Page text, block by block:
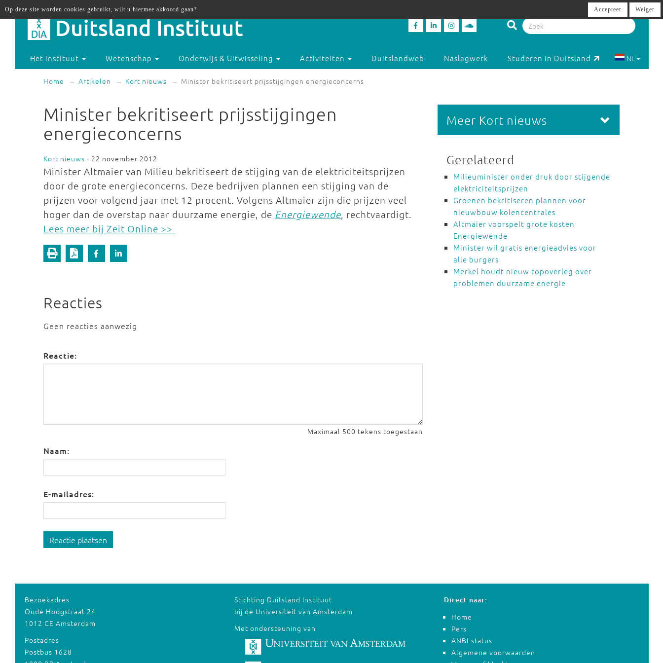
Het instituut Wetenschap Onderwijs & Uitwisseling Activiteiten Duitslandweb Naslagwerk Studeren in Duitsland NL
Home Artikelen Kort nieuws Minister bekritiseert prijsstijgingen energieconcerns
Minister bekritiseert prijsstijgingen
energieconcerns
Kort nieuws - 22 november 2012
Minister Altmaier van Milieu bekritiseert de stijging van de elektriciteitsprijzen
door de grote energieconcerns. Deze bedrijven plannen een stijging van de
prijzen voor volgend jaar met 12 procent. Volgens Altmaier zijn die prijzen veel
hoger dan de overstap naar duurzame energie, de Energiewende, rechtvaardigt.
Lees meer bij Zeit Online >>
Reacties
Geen reacties aanwezig
Reactie:
Maximaal 500 tekens toegestaan
Naam:
E-mailadres:
Reactie plaatsen
Meer Kort nieuws
Gerelateerd
Milieuminister onder druk door stijgende
elektriciteitsprijzen
Groenen bekritiseren plannen voor
nieuwbouw kolencentrales
Altmaier voorspelt grote kosten
Energiewende
Minister wil gratis energieadvies voor
alle burgers
Merkel houdt nieuw topoverleg over
problemen duurzame energie
Bezoekadres
Oude Hoogstraat 24
1012 CE Amsterdam
Postadres
Postbus 1628
Stichting Duitsland Instituut
bij de Universiteit van Amsterdam
Met ondersteuning van
Direct naar:
Home
Pers
ANBI-status
Algemene voorwaarden
Op deze site worden cookies gebruikt, wilt u hiermee akkoord gaan? Accepteer Weiger